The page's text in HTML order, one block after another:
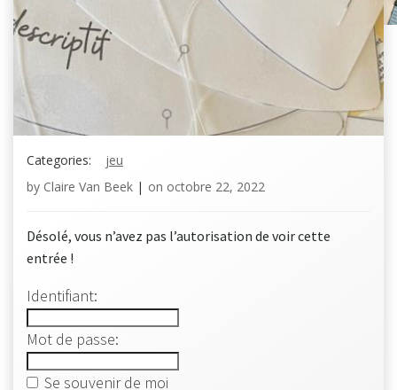
Categories:
jeu
by Claire Van Beek | on octobre 22, 2022
Désolé, vous n’avez pas l’autorisation de voir cette
entrée !
Identifiant:
Mot de passe:
Se souvenir de moi